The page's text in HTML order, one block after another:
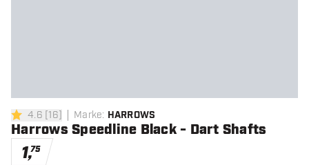
4.6 Bewertungssterne
4.6 [16] Marke: HARROWS
Harrows Speedline Black - Dart Shafts
1,75